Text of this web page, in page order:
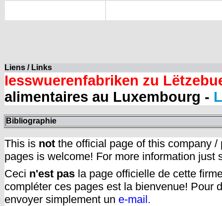
Liens / Links
Iesswuerenfabriken zu
alimentaires au Luxembourg -
Bibliographie
This is not the official page of this company
pages is welcome! For more information just
Ceci n'est pas la page officielle de cette
compléter ces pages est la bienvenue! Pour
envoyer simplement un e-mail.